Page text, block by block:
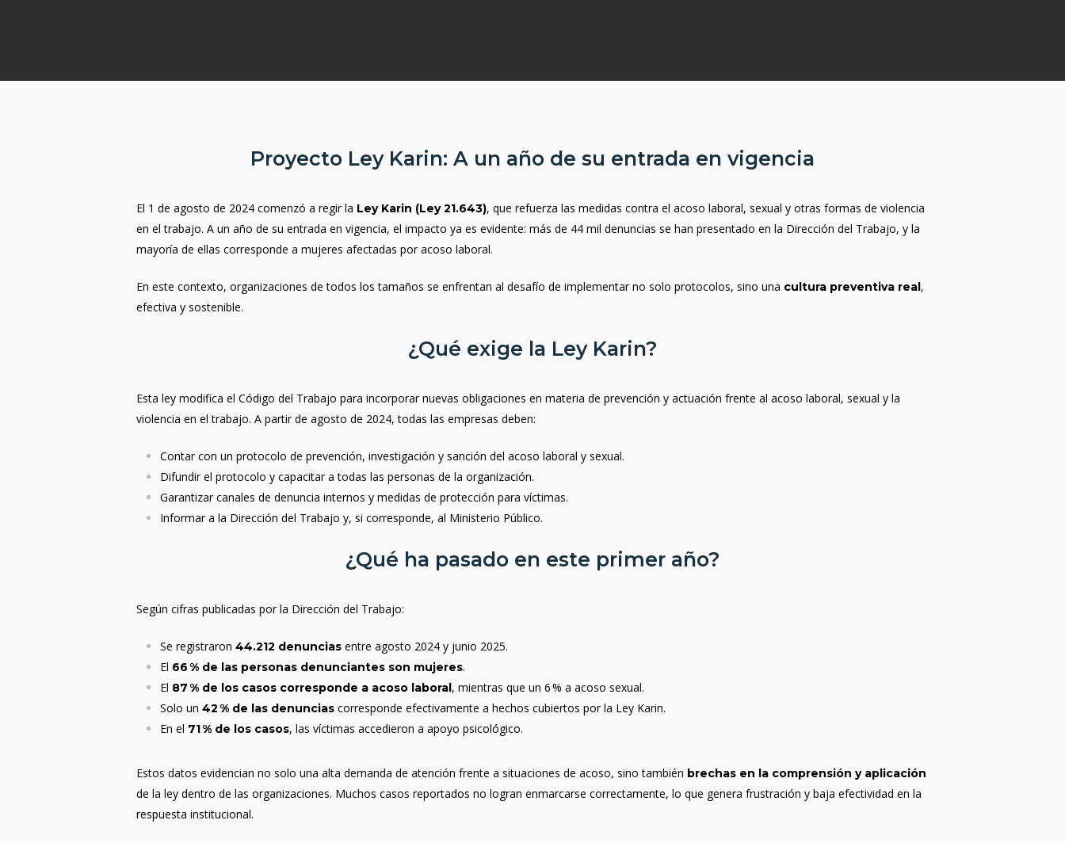
Proyecto Ley Karin: A un año de su entrada en vigencia
El 1 de agosto de 2024 comenzó a regir la Ley Karin (Ley 21.643), que refuerza las medidas contra el acoso laboral, sexual y otras formas de violencia
en el trabajo. A un año de su entrada en vigencia, el impacto ya es evidente: más de 44 mil denuncias se han presentado en la Dirección del Trabajo, y la
mayoría de ellas corresponde a mujeres afectadas por acoso laboral.
En este contexto, organizaciones de todos los tamaños se enfrentan al desafío de implementar no solo protocolos, sino una cultura preventiva real,
efectiva y sostenible.
¿Qué exige la Ley Karin?
Esta ley modifica el Código del Trabajo para incorporar nuevas obligaciones en materia de prevención y actuación frente al acoso laboral, sexual y la
violencia en el trabajo. A partir de agosto de 2024, todas las empresas deben:
Contar con un protocolo de prevención, investigación y sanción del acoso laboral y sexual.
Difundir el protocolo y capacitar a todas las personas de la organización.
Garantizar canales de denuncia internos y medidas de protección para víctimas.
Informar a la Dirección del Trabajo y, si corresponde, al Ministerio Público.
¿Qué ha pasado en este primer año?
Según cifras publicadas por la Dirección del Trabajo:
Se registraron44.212 denuncias entre agosto 2024 y junio 2025.
El 66 % de las personas denunciantes son mujeres.
El 87 % de los casos corresponde a acoso laboral, mientras que un 6 % a acoso sexual.
Solo un42 % de las denuncias corresponde efectivamente a hechos cubiertos por la Ley Karin.
En el 71 % de los casos, las víctimas accedieron a apoyo psicológico.
Estos datos evidencian no solo una alta demanda de atención frente a situaciones de acoso, sino también brechas en la comprensión y aplicación
de la ley dentro de las organizaciones. Muchos casos reportados no logran enmarcarse correctamente, lo que genera frustración y baja efectividad en la
respuesta institucional.